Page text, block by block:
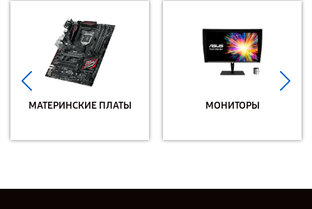
МАТЕРИНСКИЕ ПЛАТЫ МОНИТОРЫ